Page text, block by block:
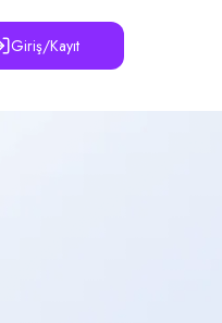
Giriş/Kayıt